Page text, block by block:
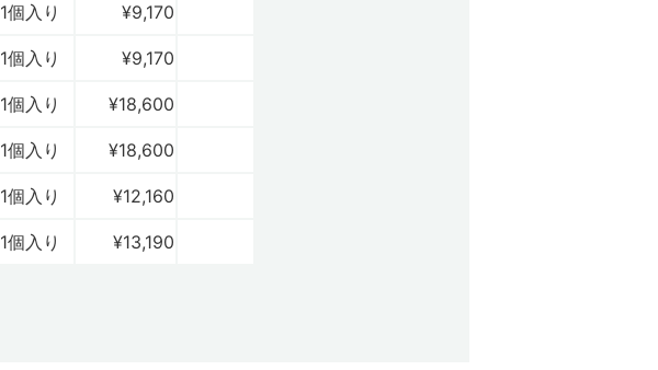
1個入り ¥9,170
1個入り ¥9,170
1個入り ¥18,600
1個入り ¥18,600
1個入り ¥12,160
1個入り ¥13,190